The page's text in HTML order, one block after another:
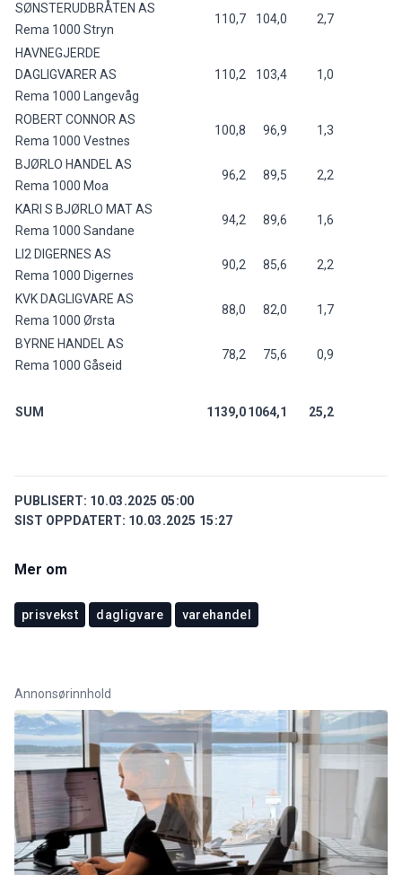
SØNSTERUDBRÅTEN AS
Rema 1000 Stryn
110,7 104,0 2,7
HAVNEGJERDE
DAGLIGVARER AS
Rema 1000 Langevåg
110,2 103,4 1,0
ROBERT CONNOR AS
Rema 1000 Vestnes
100,8 96,9 1,3
BJØRLO HANDEL AS
Rema 1000 Moa
96,2 89,5 2,2
KARI S BJØRLO MAT AS
Rema 1000 Sandane
94,2 89,6 1,6
LI2 DIGERNES AS
Rema 1000 Digernes
90,2 85,6 2,2
KVK DAGLIGVARE AS
Rema 1000 Ørsta
88,0 82,0 1,7
BYRNE HANDEL AS
Rema 1000 Gåseid
78,2 75,6 0,9
SUM 1139,01064,1 25,2
PUBLISERT: 10.03.2025 05:00
SIST OPPDATERT: 10.03.2025 15:27
Mer om
prisvekst dagligvare varehandel
Annonsørinnhold